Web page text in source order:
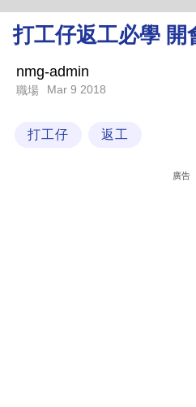
理
財
業
技
打工仔返工必學 開
nmg-admin
職場 Mar 9 2018
打工仔 返工
廣告